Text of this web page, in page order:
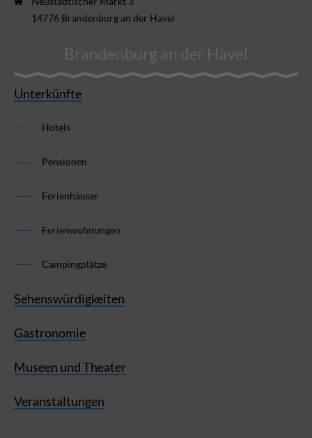
14776 Brandenburg an der Havel
Brandenburg an der Havel
Unterkünfte
Hotels
Pensionen
Ferienhäuser
Ferienwohnungen
Campingplätze
Sehenswürdigkeiten
Gastronomie
Museen und Theater
Veranstaltungen